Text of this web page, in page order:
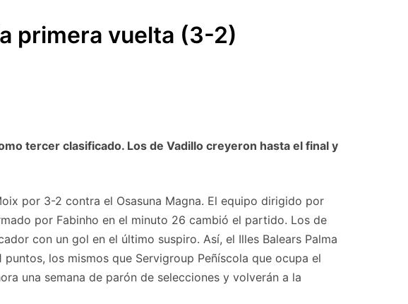
primera vuelta (3-2)
tercer clasificado. Los de Vadillo creyeron hasta el final y
por 3-2 contra el Osasuna Magna. El equipo dirigido por
por Fabinho en el minuto 26 cambió el partido. Los de
con un gol en el último suspiro. Así, el Illes Balears Palma
los mismos que Servigroup Peñíscola que ocupa el
una semana de parón de selecciones y volverán a la